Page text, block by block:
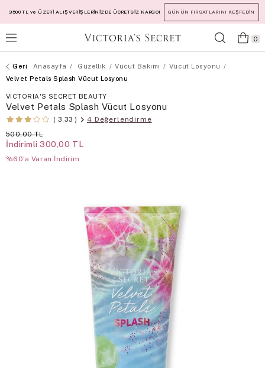
3500 TL ve ÜZERİ ALIŞVERİŞLERİNİZDE ÜCRETSİZ KARGO! GÜNÜN FIRSATLARINI KEŞFEDİN
0
Anasayfa Güzellik Vücut Bakımı
Vücut Losyonu
Velvet Petals Splash Vücut Losyonu
VICTORIA'S SECRET BEAUTY
Velvet Petals Splash Vücut Losyonu
3,33 4 Değerlendirme
500,00 TL
İndirimli 300,00 TL
%60'a Varan İndirim